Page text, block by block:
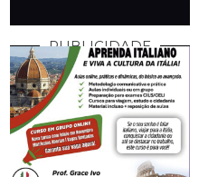
PUBLICIDADE